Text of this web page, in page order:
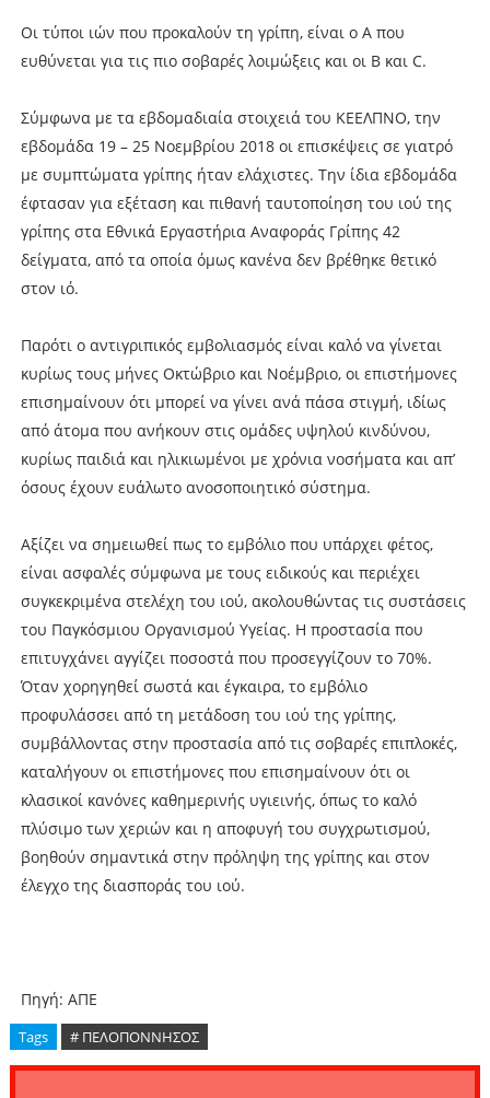
Οι τύποι ιών που προκαλούν τη γρίπη, είναι ο Α που
ευθύνεται για τις πιο σοβαρές λοιμώξεις και οι Β και C.
Σύμφωνα με τα εβδομαδιαία στοιχειά του ΚΕΕΛΠΝΟ, την
εβδομάδα 19 – 25 Νοεμβρίου 2018 οι επισκέψεις σε γιατρό
με συμπτώματα γρίπης ήταν ελάχιστες. Την ίδια εβδομάδα
έφτασαν για εξέταση και πιθανή ταυτοποίηση του ιού της
γρίπης στα Εθνικά Εργαστήρια Αναφοράς Γρίπης 42
δείγματα, από τα οποία όμως κανένα δεν βρέθηκε θετικό
στον ιό.
Παρότι ο αντιγριπικός εμβολιασμός είναι καλό να γίνεται
κυρίως τους μήνες Οκτώβριο και Νοέμβριο, οι επιστήμονες
επισημαίνουν ότι μπορεί να γίνει ανά πάσα στιγμή, ιδίως
από άτομα που ανήκουν στις ομάδες υψηλού κινδύνου,
κυρίως παιδιά και ηλικιωμένοι με χρόνια νοσήματα και απ’
όσους έχουν ευάλωτο ανοσοποιητικό σύστημα.
Αξίζει να σημειωθεί πως το εμβόλιο που υπάρχει φέτος,
είναι ασφαλές σύμφωνα με τους ειδικούς και περιέχει
συγκεκριμένα στελέχη του ιού, ακολουθώντας τις συστάσεις
του Παγκόσμιου Οργανισμού Υγείας. Η προστασία που
επιτυγχάνει αγγίζει ποσοστά που προσεγγίζουν το 70%.
Όταν χορηγηθεί σωστά και έγκαιρα, το εμβόλιο
προφυλάσσει από τη μετάδοση του ιού της γρίπης,
συμβάλλοντας στην προστασία από τις σοβαρές επιπλοκές,
καταλήγουν οι επιστήμονες που επισημαίνουν ότι οι
κλασικοί κανόνες καθημερινής υγιεινής, όπως το καλό
πλύσιμο των χεριών και η αποφυγή του συγχρωτισμού,
βοηθούν σημαντικά στην πρόληψη της γρίπης και στον
έλεγχο της διασποράς του ιού.
Πηγή: ΑΠΕ
Tags # ΠΕΛΟΠΟΝΝΗΣΟΣ